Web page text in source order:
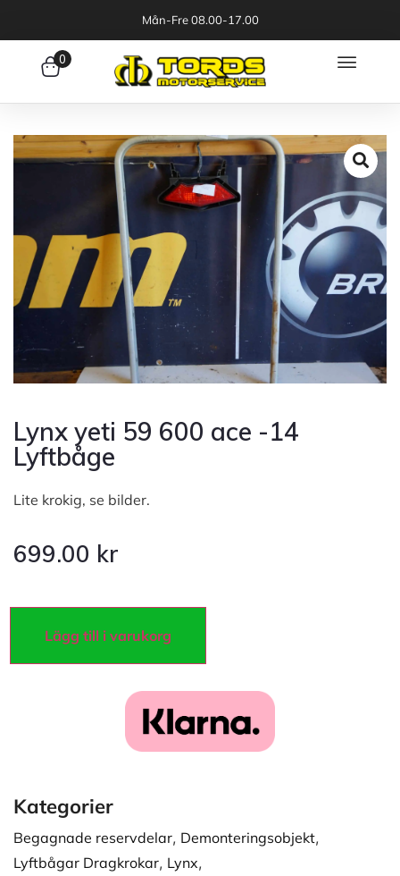
Mån-Fre 08.00-17.00
0
Lynx yeti 59 600 ace -14
Lyftbåge
Lite krokig, se bilder.
699.00 kr
Lägg till i varukorg
Kategorier
Begagnade reservdelar, Demonteringsobjekt,
Lyftbågar Dragkrokar, Lynx,